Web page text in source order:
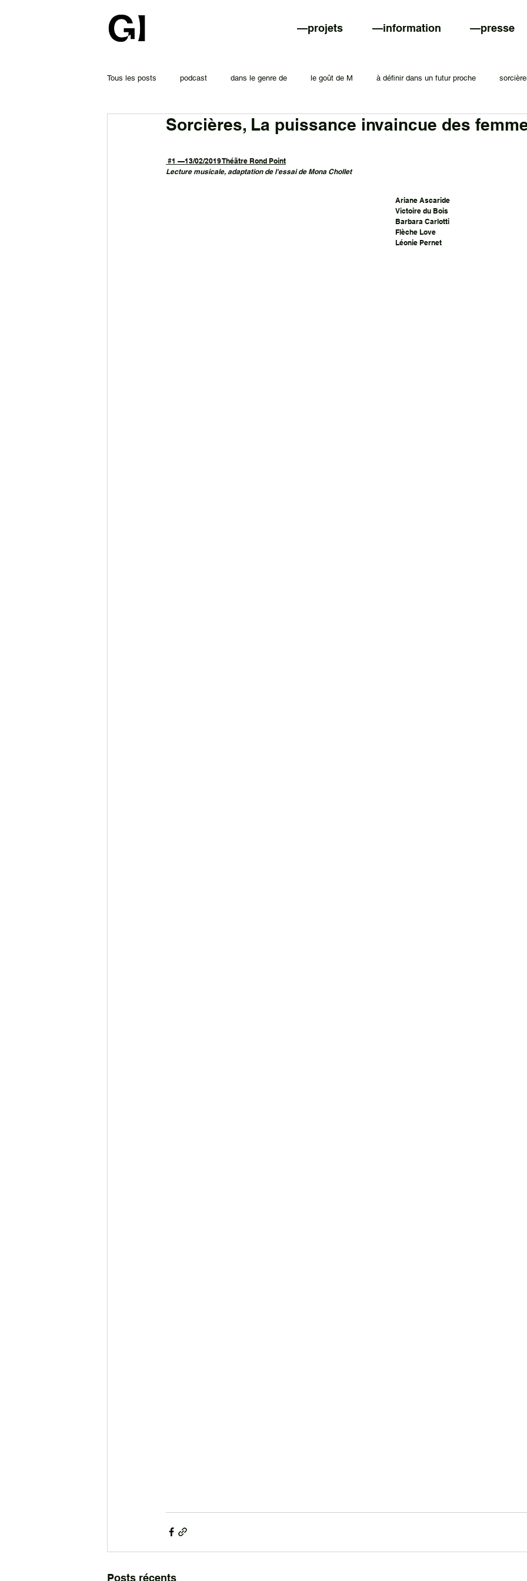
—projets —information —presse
Tous les posts podcast dans le genre de le goût de M à définir dans un futur proche
Sorcières, La puissance invaincue des
#1 —13/02/2019 Théätre Rond Point
Lecture musicale, adaptation de l'essai de Mona Chollet
Ariane Ascaride
Victoire du Bois
Barbara Carlotti
Flèche Love
Léonie Pernet
Posts récents